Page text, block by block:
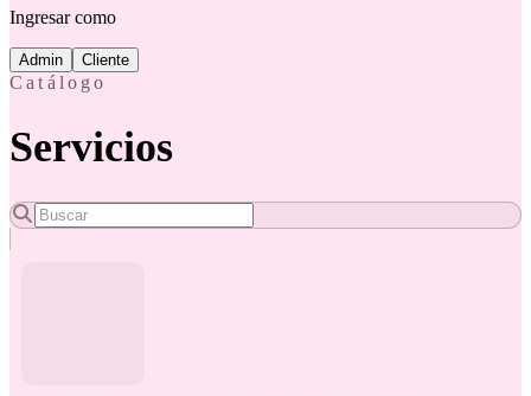
Ingresar como
Admin Cliente
Catálogo
Servicios